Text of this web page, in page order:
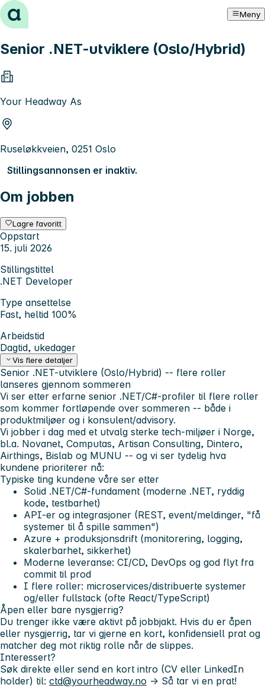
Hopp til innhold Meny
Senior .NET-utviklere (Oslo/Hybrid)
Your Headway As
Ruseløkkveien, 0251 Oslo
Stillingsannonsen er inaktiv.
Om jobben
Lagre favoritt
Oppstart
15. juli 2026
Stillingstittel
.NET Developer
Type ansettelse
Fast, heltid 100%
Arbeidstid
Dagtid, ukedager
Vis flere detaljer
Senior .NET-utviklere (Oslo/Hybrid) -- flere roller
lanseres gjennom sommeren
Vi ser etter erfarne senior .NET/C#-profiler til flere roller
som kommer fortløpende over sommeren -- både i
produktmiljøer og i konsulent/advisory.
Vi jobber i dag med et utvalg sterke tech-miljøer i Norge,
bl.a. Novanet, Computas, Artisan Consulting, Dintero,
Airthings, Bislab og MUNU -- og vi ser tydelig hva
kundene prioriterer nå:
Typiske ting kundene våre ser etter
Solid .NET/C#-fundament (moderne .NET, ryddig
kode, testbarhet)
API-er og integrasjoner (REST, event/meldinger, "få
systemer til å spille sammen")
Azure + produksjonsdrift (monitorering, logging,
skalerbarhet, sikkerhet)
Moderne leveranse: CI/CD, DevOps og god flyt fra
commit til prod
I flere roller: microservices/distribuerte systemer
og/eller fullstack (ofte React/TypeScript)
Åpen eller bare nysgjerrig?
Du trenger ikke være aktivt på jobbjakt. Hvis du er åpen
eller nysgjerrig, tar vi gjerne en kort, konfidensiell prat og
matcher deg mot riktig rolle når de slippes.
Interessert?
Søk direkte eller send en kort intro (CV eller LinkedIn
holder) til: ctd@yourheadway.no -> Så tar vi en prat!